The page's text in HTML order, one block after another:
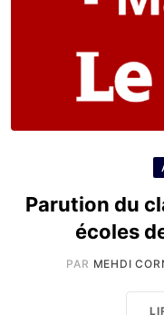
Parution du
écoles
PAR MEHDI